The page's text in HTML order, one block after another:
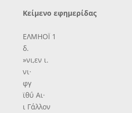
Κείμενο εφημερίδας
ΕΛΜΗΟΪ 1
δ.
»νι,εν ι.
νι·
φγ
ϊθΰ Αι·
ι Γάλλον